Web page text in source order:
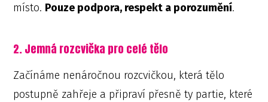
místo. Pouze podpora, respekt a porozumění.
2. Jemná rozcvička pro celé tělo
Začínáme nenáročnou rozcvičkou, která tělo
postupně zahřeje a připraví přesně ty partie, které